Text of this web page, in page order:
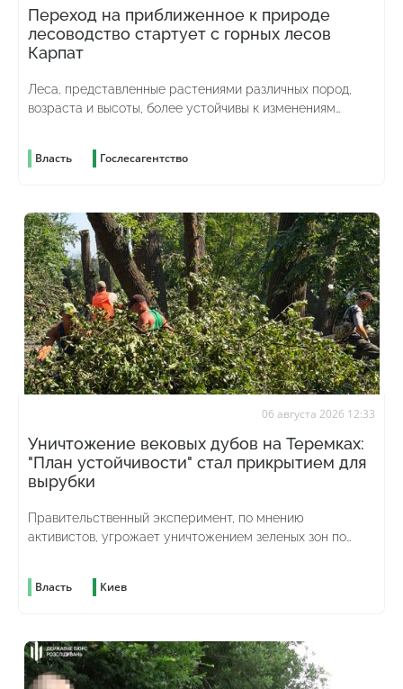
Переход на приближенное к природе
лесоводство стартует с горных лесов
Карпат
Леса, представленные растениями различных пород,
возраста и высоты, более устойчивы к изменениям
Власть Гослесагентство
06 августа 2026 12:33
Уничтожение вековых дубов на Теремках:
"План устойчивости" стал прикрытием для
вырубки
Правительственный эксперимент, по мнению
активистов, угрожает уничтожением зеленых зон по
Власть Киев